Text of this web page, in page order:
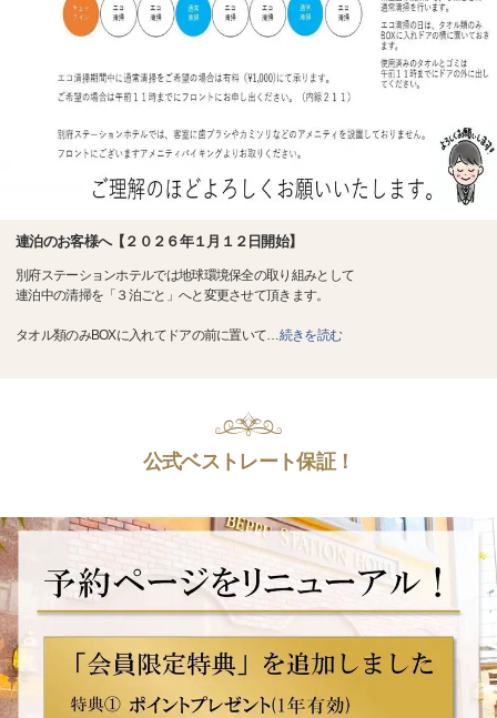
連泊のお客様へ【２０２６年１月１２日開始】
別府ステーションホテルでは地球環境保全の取り組みとして
連泊中の清掃を「３泊ごと」へと変更させて頂きます。
タオル類のみBOXに入れてドアの前に置いて…続きを読む
公式ベストレート保証！